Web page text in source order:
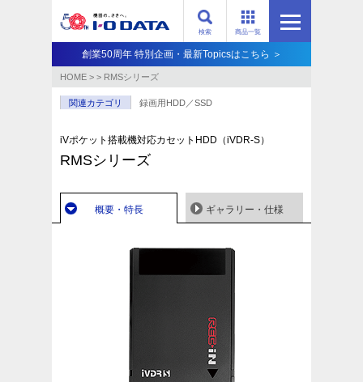
商品一覧
検索
創業50周年 特別企画・最新Topicsはこちら ＞
HOME > > RMSシリーズ
関連カテゴリ 録画用HDD／SSD
iVポケット搭載機対応カセットHDD（iVDR-S）
RMSシリーズ
概要・特長 ギャラリー・仕様